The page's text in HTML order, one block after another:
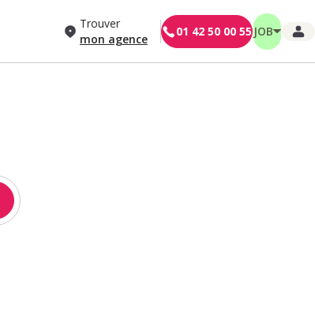
Trouver
mon agence
01 42 50 00 55 JOB